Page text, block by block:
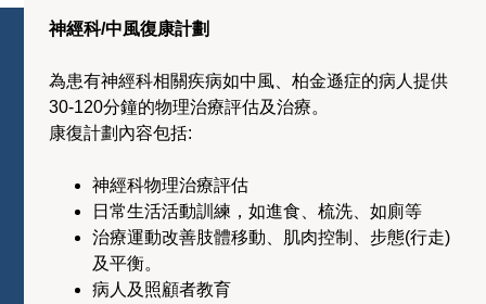
神經科/中風復康計劃
為患有神經科相關疾病如中風、柏金遜症的病人提供
30-120分鐘的物理治療評估及治療。
康復計劃內容包括:
神經科物理治療評估
日常生活活動訓練，如進食、梳洗、如廁等
治療運動改善肢體移動、肌肉控制、步態(行走)
及平衡。
病人及照顧者教育